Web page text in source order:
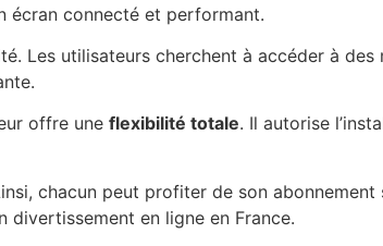
écran connecté et performant.
Les utilisateurs cherchent à accéder à des
offre une flexibilité totale. Il autorise
chacun peut profiter de son
en ligne en France.